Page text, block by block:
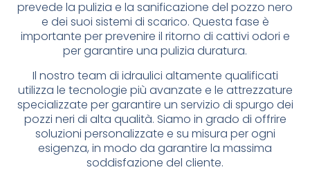
prevede la pulizia e la sanificazione del pozzo nero
e dei suoi sistemi di scarico. Questa fase è
importante per prevenire il ritorno di cattivi odori e
per garantire una pulizia duratura.
Il nostro team di idraulici altamente qualificati
utilizza le tecnologie più avanzate e le attrezzature
specializzate per garantire un servizio di spurgo dei
pozzi neri di alta qualità. Siamo in grado di offrire
soluzioni personalizzate e su misura per ogni
esigenza, in modo da garantire la massima
soddisfazione del cliente.